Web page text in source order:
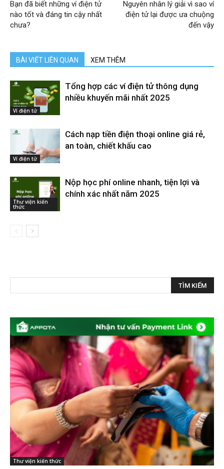
Bạn đã biết những ví điện tử
nào tốt và đáng tin cậy nhất
chưa?
Nguyên nhân lý giải vì sao ví
điện tử lại được ưa chuộng
đến vậy
BÀI VIẾT LIÊN QUAN XEM THÊM
Ví điện tử
Tổng hợp các ví điện tử thông dụng
nhiều khuyến mãi nhất 2025
Ví điện tử
Cách nạp tiền điện thoại online giá rẻ,
an toàn, chiết khấu cao
Thư viện kiến
thức
Nộp học phí online nhanh, tiện lợi và
chính xác nhất năm 2025
Thư viện kiến thức